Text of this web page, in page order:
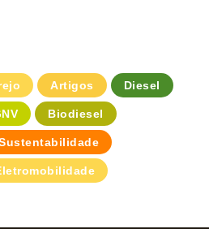
Artigos Diesel
Biodiesel